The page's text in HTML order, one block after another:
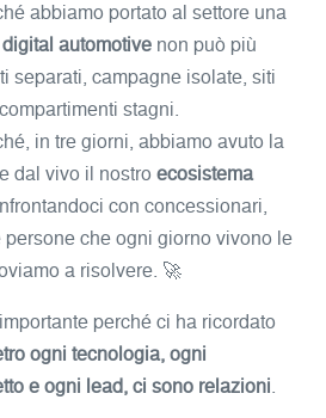
abbiamo portato al settore una
digital automotive non può più
separati, campagne isolate, siti
stagni.
in tre giorni, abbiamo avuto la
dal vivo il nostro ecosistema
con concessionari,
che ogni giorno vivono le
a risolvere. 🚀
perché ci ha ricordato
ogni tecnologia, ogni
e ogni lead, ci sono relazioni.